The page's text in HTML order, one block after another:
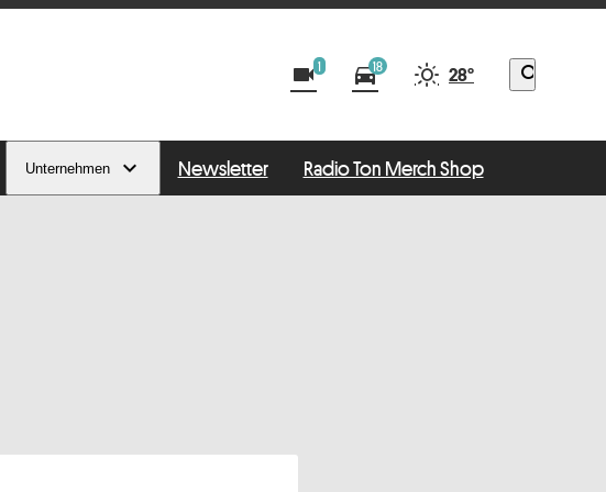
videocam1 directions_car18 28° search
Unternehmen Newsletter Radio Ton Merch Shop